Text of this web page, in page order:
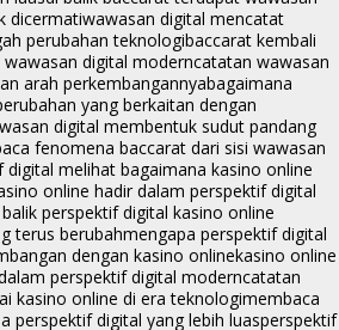
dicermatiwawasan digital mencatat
perubahan teknologibaccarat kembali
digital moderncatatan wawasan
arah perkembangannyabagaimana
yang berkaitan dengan
digital membentuk sudut pandang
fenomena baccarat dari sisi wawasan
digital melihat bagaimana kasino online
online hadir dalam perspektif digital
perspektif digital kasino online
terus berubahmengapa perspektif digital
dengan kasino onlinekasino online
perspektif digital moderncatatan
kasino online di era teknologimembaca
perspektif digital yang lebih luasperspektif